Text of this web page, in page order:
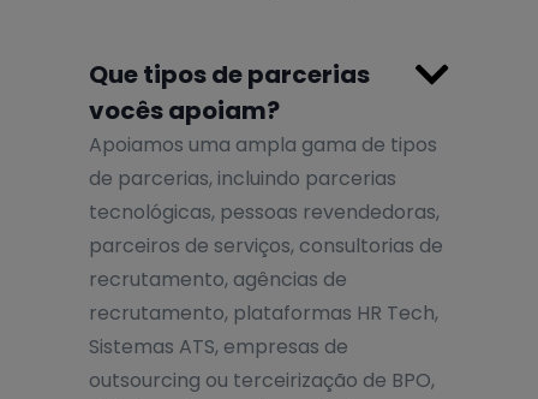
Que tipos de parcerias
vocês apoiam?

Apoiamos uma ampla gama de tipos
de parcerias, incluindo parcerias
tecnológicas, pessoas revendedoras,
parceiros de serviços, consultorias de
recrutamento, agências de
recrutamento, plataformas HR Tech,
Sistemas ATS, empresas de
outsourcing ou terceirização de BPO,